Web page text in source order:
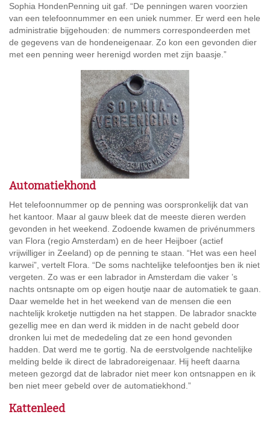
Sophia HondenPenning uit gaf. “De penningen waren voorzien
van een telefoonnummer en een uniek nummer. Er werd een hele
administratie bijgehouden: de nummers correspondeerden met
de gegevens van de hondeneigenaar. Zo kon een gevonden dier
met een penning weer herenigd worden met zijn baasje.”
Automatiekhond
Het telefoonnummer op de penning was oorspronkelijk dat van
het kantoor. Maar al gauw bleek dat de meeste dieren werden
gevonden in het weekend. Zodoende kwamen de privénummers
van Flora (regio Amsterdam) en de heer Heijboer (actief
vrijwilliger in Zeeland) op de penning te staan. “Het was een heel
karwei”, vertelt Flora. “De soms nachtelijke telefoontjes ben ik niet
vergeten. Zo was er een labrador in Amsterdam die vaker ’s
nachts ontsnapte om op eigen houtje naar de automatiek te gaan.
Daar wemelde het in het weekend van de mensen die een
nachtelijk kroketje nuttigden na het stappen. De labrador snackte
gezellig mee en dan werd ik midden in de nacht gebeld door
dronken lui met de mededeling dat ze een hond gevonden
hadden. Dat werd me te gortig. Na de eerstvolgende nachtelijke
melding belde ik direct de labradoreigenaar. Hij heeft daarna
meteen gezorgd dat de labrador niet meer kon ontsnappen en ik
ben niet meer gebeld over de automatiekhond.”
Kattenleed